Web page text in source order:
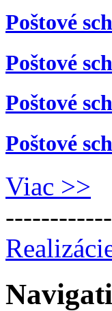
Poštové
Poštové
Poštové
Poštové
Viac >>